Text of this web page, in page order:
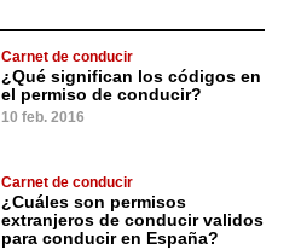
Carnet de conducir
¿Qué significan los códigos en
el permiso de conducir?
10 feb. 2016
Carnet de conducir
¿Cuáles son permisos
extranjeros de conducir validos
para conducir en España?